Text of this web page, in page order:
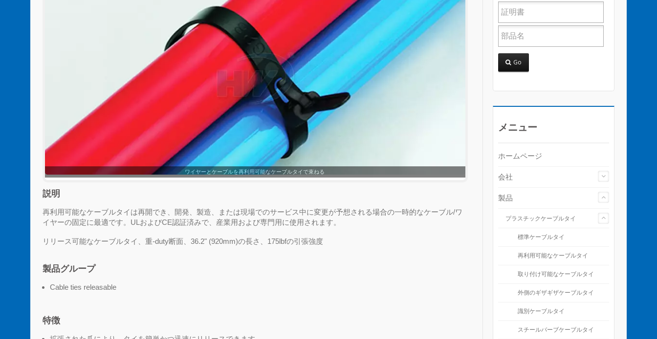
ワイヤーとケーブルを再利用可能なケーブルタイで束ねる
説明
再利用可能なケーブルタイは再開でき、開発、製造、または現場でのサービス中に変更が予想される場合の一時的なケーブル/ワ
イヤーの固定に最適です。ULおよびCE認証済みで、産業用および専門用に使用されます。
リリース可能なケーブルタイ、重-duty断面、36.2" (920mm)の長さ、175lbfの引張強度
製品グループ
Cable ties releasable
特徴
Go
メニュー
ホームページ
会社
製品
プラスチックケーブルタイ
標準ケーブルタイ
再利用可能なケーブルタイ
取り付け可能なケーブルタイ
外側のギザギザケーブルタイ
識別ケーブルタイ
スチールバーブケーブルタイ